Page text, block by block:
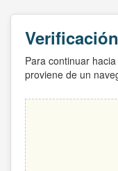
Para continuar
proviene de un